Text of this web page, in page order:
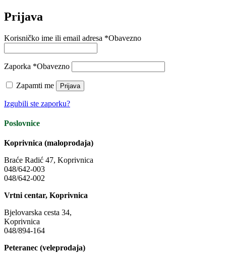
Prijava
Korisničko ime ili email adresa *Obavezno
Zaporka *Obavezno
Zapamti me Prijava
Izgubili ste zaporku?
Poslovnice
Koprivnica (maloprodaja)
Braće Radić 47, Koprivnica
048/642-003
048/642-002
Vrtni centar, Koprivnica
Bjelovarska cesta 34,
Koprivnica
048/894-164
Peteranec (veleprodaja)